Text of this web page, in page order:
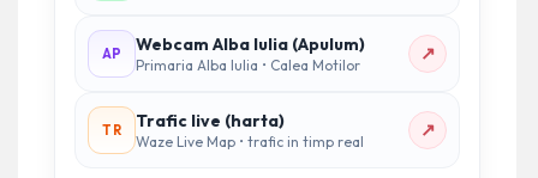
AP Webcam Alba Iulia (Apulum)
Primaria Alba Iulia • Calea Motilor ↗
TR Trafic live (harta)
Waze Live Map • trafic in timp real ↗